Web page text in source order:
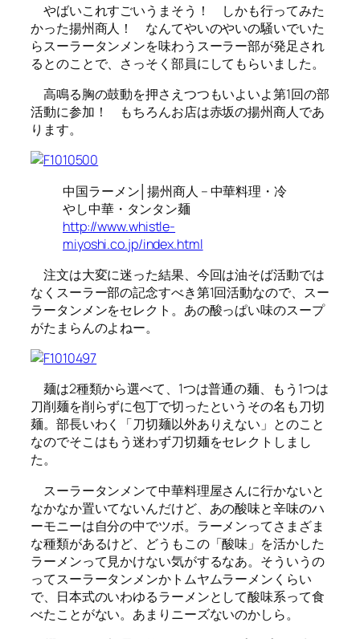
やばいこれすごいうまそう！ しかも行ってみた
かった揚州商人！ なんてやいのやいの騒いでいた
らスーラータンメンを味わうスーラー部が発足され
るとのことで、さっそく部員にしてもらいました。
高鳴る胸の鼓動を押さえつつもいよいよ第1回の部
活動に参加！ もちろんお店は赤坂の揚州商人であ
ります。
中国ラーメン│揚州商人 – 中華料理・冷
やし中華・タンタン麺
http://www.whistle-
miyoshi.co.jp/index.html
注文は大変に迷った結果、今回は油そば活動では
なくスーラー部の記念すべき第1回活動なので、スー
ラータンメンをセレクト。あの酸っぱい味のスープ
がたまらんのよねー。
麺は2種類から選べて、1つは普通の麺、もう1つは
刀削麺を削らずに包丁で切ったというその名も刀切
麺。部長いわく「刀切麺以外ありえない」とのこと
なのでそこはもう迷わず刀切麺をセレクトしまし
た。
スーラータンメンて中華料理屋さんに行かないと
なかなか置いてないんだけど、あの酸味と辛味のハ
ーモニーは自分の中でツボ。ラーメンってさまざま
な種類があるけど、どうもこの「酸味」を活かした
ラーメンって見かけない気がするなあ。そういうの
ってスーラータンメンかトムヤムラーメンくらい
で、日本式のいわゆるラーメンとして酸味系って食
べたことがない。あまりニーズないのかしら。